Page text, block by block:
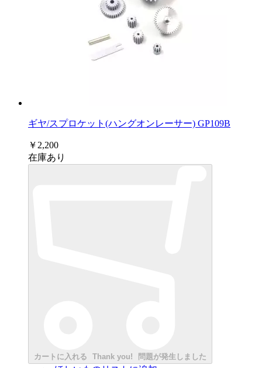
ギヤ/スプロケット(ハングオンレーサー) GP109B
￥2,200
在庫あり
カートに入れる Thank you! 問題が発生しました